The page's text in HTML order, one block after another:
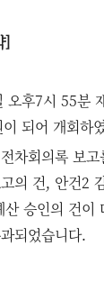
]
후7시 55분
되어 개회하
차회의록 보
의 건, 안건2
승인의 건이
되었습니다.